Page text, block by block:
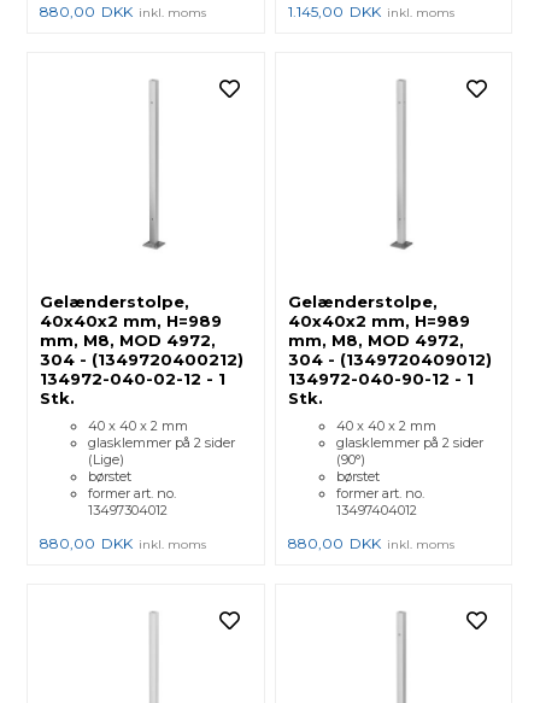
880,00 DKK inkl. moms 1.145,00 DKK inkl. moms
Gelænderstolpe,
40x40x2 mm, H=989
mm, M8, MOD 4972,
304 - (1349720400212)
134972-040-02-12 - 1
Stk.
40 x 40 x 2 mm
glasklemmer på 2 sider
(Lige)
børstet
former art. no.
13497304012
880,00 DKK inkl. moms
Gelænderstolpe,
40x40x2 mm, H=989
mm, M8, MOD 4972,
304 - (1349720409012)
134972-040-90-12 - 1
Stk.
40 x 40 x 2 mm
glasklemmer på 2 sider
(90°)
børstet
former art. no.
13497404012
880,00 DKK inkl. moms